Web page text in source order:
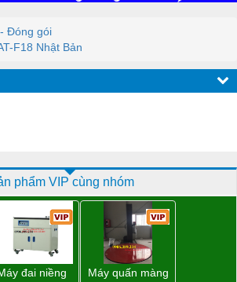
Đóng gói
F18 Nhật Bản
phẩm VIP cùng nhóm
đai niềng
Máy quấn màng